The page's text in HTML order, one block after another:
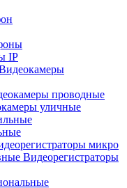
IP
проводные
уличные
микро
Видеорегистраторы